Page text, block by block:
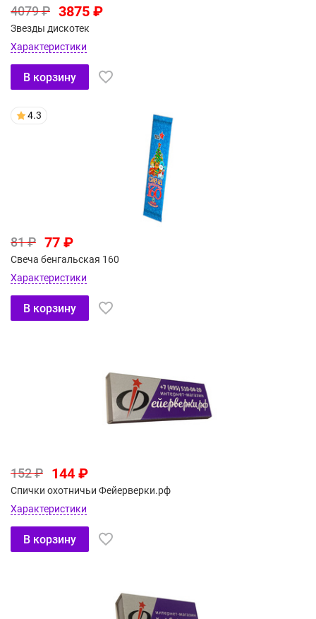
4079 ₽ 3875 ₽
Звезды дискотек
Характеристики
В корзину
4.3
81 ₽ 77 ₽
Свеча бенгальская 160
Характеристики
В корзину
152 ₽ 144 ₽
Спички охотничьи Фейерверки.рф
Характеристики
В корзину